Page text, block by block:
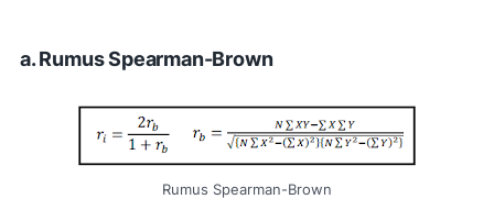
a. Rumus Spearman-Brown
Rumus Spearman-Brown